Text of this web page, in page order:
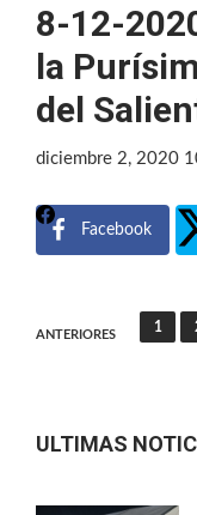
8-12-
la
del
diciembre 2, 2020
Facebook
Navegación
ANTERIORES
1
ULTIMAS